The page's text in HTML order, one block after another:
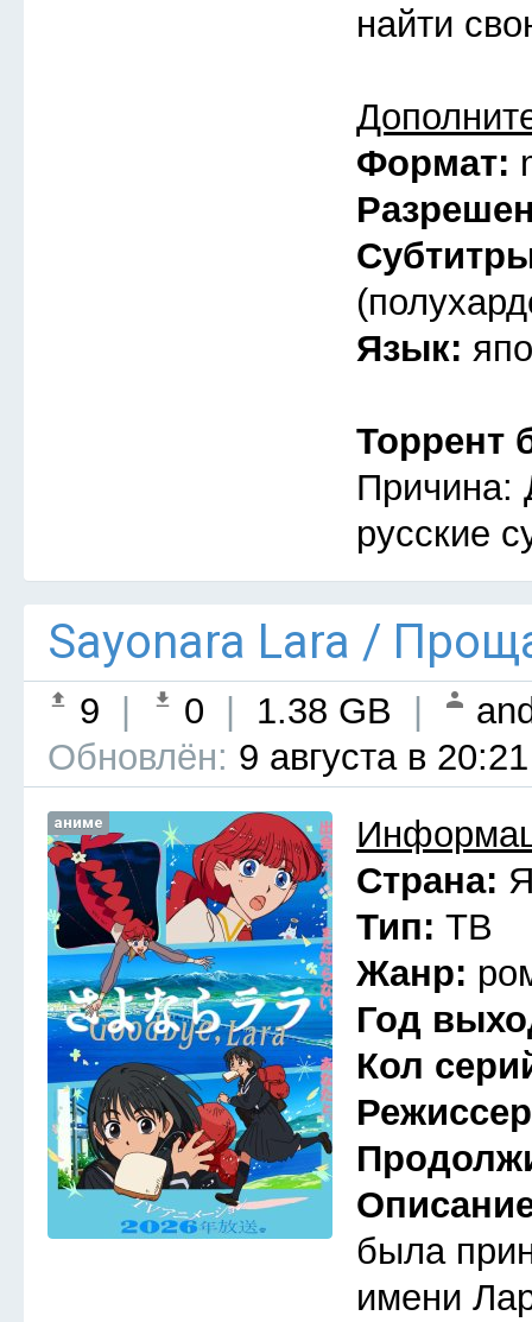
найти
Формат:
Язык:
Торрент
Причина:
русские
Sayonara Lara /
9 0 1.38 GB
Обновлён: 9 августа в 20:21
аниме
Страна:
Тип: ТВ
Жанр:
Год
Кол
была
имени